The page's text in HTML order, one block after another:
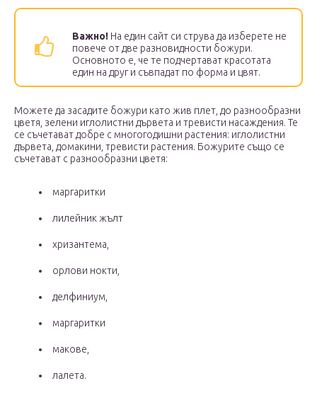
Важно! На един сайт си струва да изберете не
повече от две разновидности божури.
Основното е, че те подчертават красотата
един на друг и съвпадат по форма и цвят.
Можете да засадите божури като жив плет, до разнообразни
цветя, зелени иглолистни дървета и тревисти насаждения. Те
се съчетават добре с многогодишни растения: иглолистни
дървета, домакини, тревисти растения. Божурите също се
съчетават с разнообразни цветя:
маргаритки
лилейник жълт
хризантема,
орлови нокти,
делфиниум,
маргаритки
макове,
лалета.